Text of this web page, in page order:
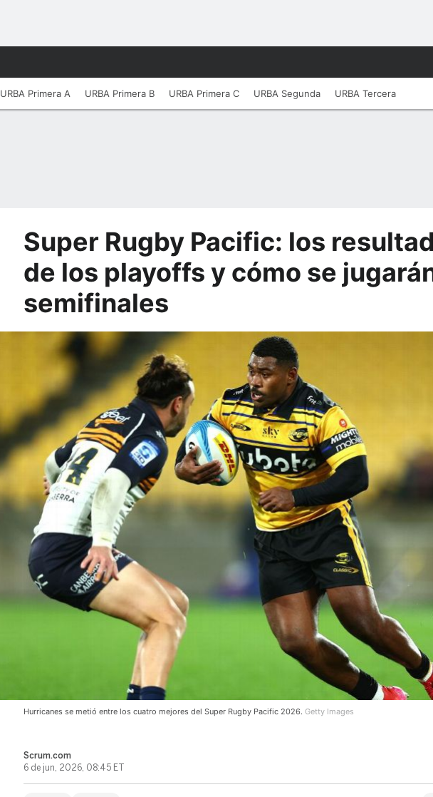
URBA Primera A URBA Primera B URBA Primera C URBA Segunda URBA Tercera
Super Rugby Pacific: los
de los playoffs y cómo se
semifinales
Hurricanes se metió entre los cuatro mejores del Super Rugby Pacific 2026. Getty Images
Scrum.com
6 de jun, 2026, 08:45 ET